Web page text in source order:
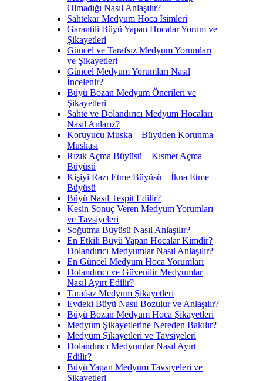
Olmadığı Nasıl Anlaşılır?
Sahtekar Medyum Hoca İsimleri
Garantili Büyü Yapan Hocalar Yorum ve
Şikayetleri
Güncel ve Tarafsız Medyum Yorumları
ve Şikayetleri
Güncel Medyum Yorumları Nasıl
İncelenir?
Büyü Bozan Medyum Önerileri ve
Şikayetleri
Sahte ve Dolandırıcı Medyum Hocaları
Nasıl Anlarız?
Koruyucu Muska – Büyüden Korunma
Muskası
Rızık Açma Büyüsü – Kısmet Açma
Büyüsü
Kişiyi Razı Etme Büyüsü – İkna Etme
Büyüsü
Büyü Nasıl Tespit Edilir?
Kesin Sonuç Veren Medyum Yorumları
ve Tavsiyeleri
Soğutma Büyüsü Nasıl Anlaşılır?
En Etkili Büyü Yapan Hocalar Kimdir?
Dolandırıcı Medyumlar Nasıl Anlaşılır?
En Güncel Medyum Hoca Yorumları
Dolandırıcı ve Güvenilir Medyumlar
Nasıl Ayırt Edilir?
Tarafsız Medyum Şikayetleri
Evdeki Büyü Nasıl Bozulur ve Anlaşılır?
Büyü Bozan Medyum Hoca Şikayetleri
Medyum Şikayetlerine Nereden Bakılır?
Medyum Şikayetleri ve Tavsiyeleri
Dolandırıcı Medyumlar Nasıl Ayırt
Edilir?
Büyü Yapan Medyum Tavsiyeleri ve
Şikayetleri